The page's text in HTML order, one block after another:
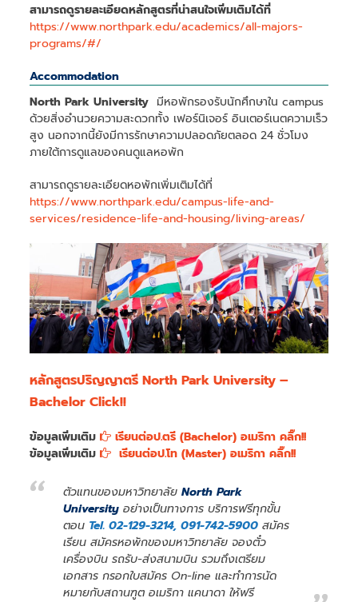
สามารถดูรายละเอียดหลักสูตรที่น่าสนใจเพิ่มเติมได้ที่
https://www.northpark.edu/academics/all-majors-
programs/#/
Accommodation
North Park University มีหอพักรองรับนักศึกษาใน campus
ด้วยสิ่งอำนวยความสะดวกทั้ง เฟอร์นิเจอร์ อินเตอร์เนตความเร็ว
สูง นอกจากนี้ยังมีการรักษาความปลอดภัยตลอด 24 ชั่วโมง
ภายใต้การดูแลของคนดูแลหอพัก
สามารถดูรายละเอียดหอพักเพิ่มเติมได้ที่
https://www.northpark.edu/campus-life-and-
services/residence-life-and-housing/living-areas/
หลักสูตรปริญญาตรี North Park University –
Bachelor Click!!
ข้อมูลเพิ่มเติม
เรียนต่อป.ตรี (Bachelor) อเมริกา คลิ๊ก!!
ข้อมูลเพิ่มเติม
เรียนต่อป.โท (Master) อเมริกา คลิ๊ก!!
ตัวแทนของมหาวิทยาลัยNorth Park
Universityอย่างเป็นทางการ บริการฟรีทุกขั้น
ตอน Tel. 02-129-3214, 091-742-5900 สมัคร
เรียน สมัครหอพักของมหาวิทยาลัย จองตั๋ว
เครื่องบิน รถรับ-ส่งสนามบิน รวมถึงเตรียม
เอกสาร กรอกใบสมัคร On-line และทำการนัด
หมายกับสถานฑูต อเมริกา แคนาดา ให้ฟรี